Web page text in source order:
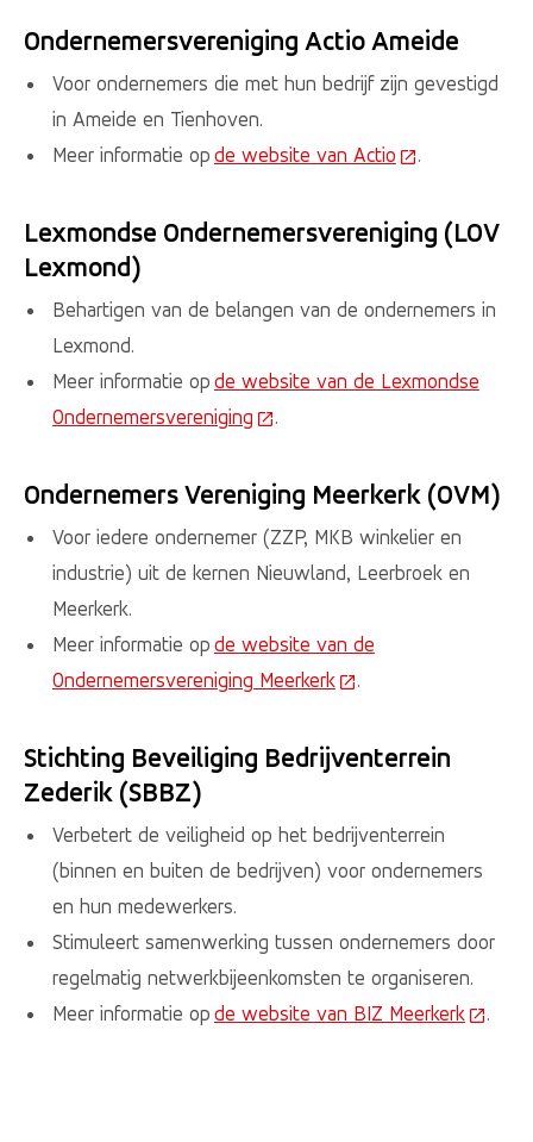
Ondernemersvereniging Actio Ameide
Voor ondernemers die met hun bedrijf zijn gevestigd
in Ameide en Tienhoven.
Meer informatie op de website van Actio (Deze link
.
Lexmondse Ondernemersvereniging (LOV
Lexmond)
Behartigen van de belangen van de ondernemers in
Lexmond.
Meer informatie op de website van de Lexmondse
Ondernemersvereniging (Deze link gaat naar een
.
Ondernemers Vereniging Meerkerk (OVM)
Voor iedere ondernemer (ZZP, MKB winkelier en
industrie) uit de kernen Nieuwland, Leerbroek en
Meerkerk.
Meer informatie op de website van de
Ondernemersvereniging Meerkerk(Deze link gaat naar
.
Stichting Beveiliging Bedrijventerrein
Zederik (SBBZ)
Verbetert de veiligheid op het bedrijventerrein
(binnen en buiten de bedrijven) voor ondernemers
en hun medewerkers.
Stimuleert samenwerking tussen ondernemers door
regelmatig netwerkbijeenkomsten te organiseren.
Meer informatie op de website van BIZ Meerkerk(Deze
.